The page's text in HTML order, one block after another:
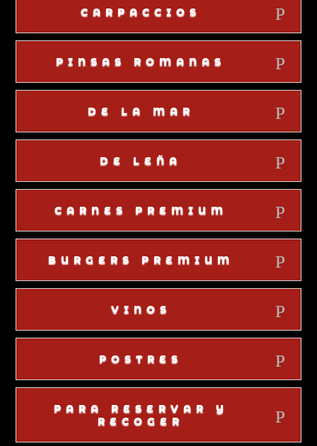
CARPACCIOS
PINSAS ROMANAS
DE LA MAR
DE LEÑA
CARNES PREMIUM
BURGERS PREMIUM
VINOS
POSTRES
PARA RESERVAR Y
RECOGER